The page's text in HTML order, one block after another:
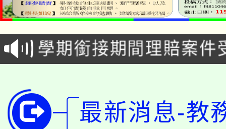
會
115年食農教育專業人
程
學期銜接期間理賠案件
學籍身 分審查程序及
版
淨零綠領人才培育課程
公告本校115學年度第
代理(課)教師甄選結果(
「2026金融保險知識
最新消息-教